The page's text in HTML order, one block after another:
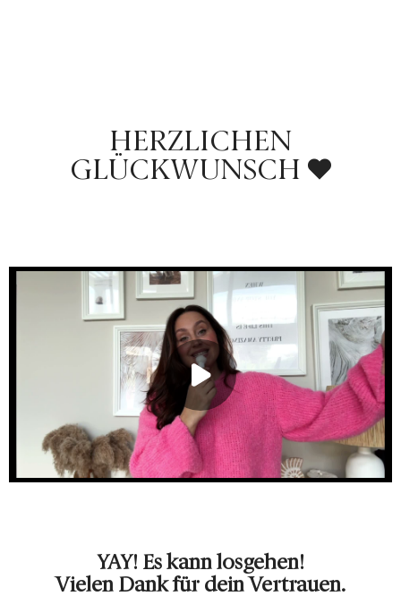
HERZLICHEN
GLÜCKWUNSCH ❤️
YAY! Es kann losgehen!
Vielen Dank für dein Vertrauen.